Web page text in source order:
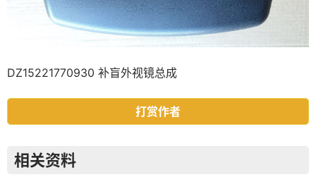
DZ15221770930 补盲外视镜总成
打赏作者
相关资料